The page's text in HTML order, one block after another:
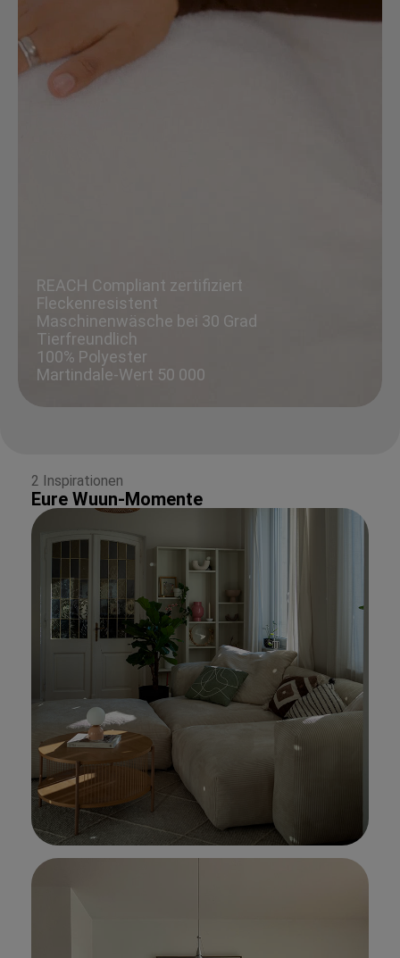
REACH Compliant zertifiziert
Fleckenresistent
Maschinenwäsche bei 30 Grad
Tierfreundlich
100% Polyester
Martindale-Wert 50 000
2 Inspirationen
Eure Wuun-Momente